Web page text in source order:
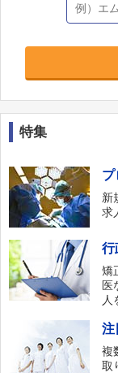
特集
プ
新
求
行
矯
医
人
注
複
取